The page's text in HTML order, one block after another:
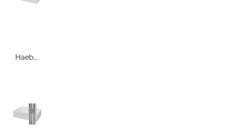
Haeberle Ablagekorb 377x214x115 mm für Gerätewagen bravo Zubehör für den Gerätewagen bravo